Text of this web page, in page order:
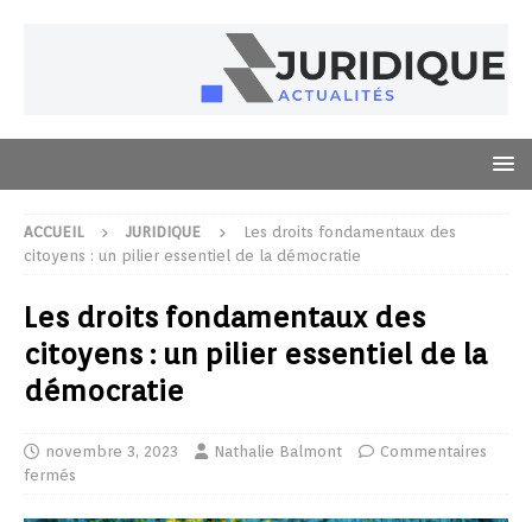
ACCUEIL JURIDIQUE
Les droits fondamentaux des
citoyens : un pilier essentiel de la démocratie
Les droits fondamentaux des
citoyens : un pilier essentiel de la
démocratie
novembre 3, 2023 Nathalie Balmont
Commentaires
fermés